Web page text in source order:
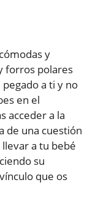
y
forros polares
a ti y no
en el
acceder a la
de una cuestión
a tu bebé
su
que os